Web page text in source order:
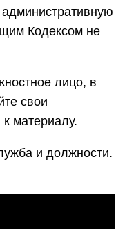
Кодексом не
лицо, в
свои
материалу.
и должности.